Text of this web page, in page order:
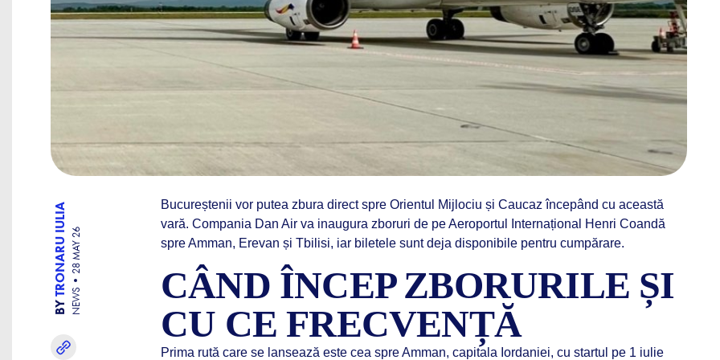
BY
TRONARU IULIA
NEWS
28 MAY 26
Bucureștenii vor putea zbura direct spre Orientul Mijlociu și Caucaz începând cu această
vară. Compania Dan Air va inaugura zboruri de pe Aeroportul Internațional Henri Coandă
spre Amman, Erevan și Tbilisi, iar biletele sunt deja disponibile pentru cumpărare.
CÂND ÎNCEP ZBORURILE ȘI
CU CE FRECVENȚĂ
Prima rută care se lansează este cea spre Amman, capitala Iordaniei, cu startul pe 1 iulie